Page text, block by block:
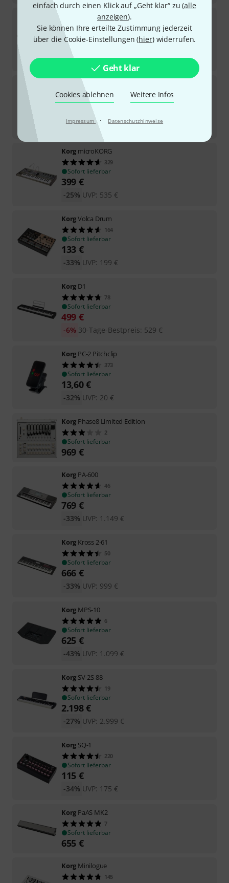
einfach durch einen Klick auf „Geht klar“ zu (alle
anzeigen).
Sie können Ihre erteilte Zustimmung jederzeit
über die Cookie-Einstellungen (hier) widerrufen.
Geht klar
Cookies ablehnen Weitere Infos
Impressum · Datenschutzhinweise
PA-5X 76 International
9
Sofort lieferbar
3.899
UVP:5.069 €
-23%
opsix Module
11
Sofort lieferbar
UVP:749 €
-27%
Korg microKORG
329
Sofort lieferbar
399 €
UVP: 535 €
-25%
KorgVolca Drum
164
Sofort lieferbar
133 €
UVP: 199 €
-33%
Korg D1
78
Sofort lieferbar
499 €
30-Tage-Bestpreis: 529 €
-6%
Korg PC-2 Pitchclip
373
Sofort lieferbar
13,60€
UVP: 20 €
-32%
Korg Phase8 Limited Edition
2
Sofort lieferbar
969 €
Korg PA-600
46
Sofort lieferbar
769 €
UVP: 1.149 €
-33%
Korg Kross 2-61
50
Sofort lieferbar
666 €
UVP: 999 €
-33%
Korg MPS-10
6
Sofort lieferbar
625 €
UVP: 1.099 €
-43%
Korg SV-2S 88
19
Sofort lieferbar
2.198€
UVP: 2.999 €
-27%
Korg SQ-1
220
Sofort lieferbar
115 €
UVP: 175 €
-34%
Korg PaAS MK2
7
Sofort lieferbar
655 €
Korg Minilogue
145